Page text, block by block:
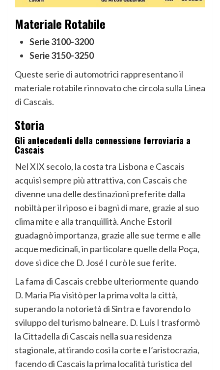
Materiale Rotabile
Serie 3100-3200
Serie 3150-3250
Queste serie di automotrici rappresentano il
materiale rotabile rinnovato che circola sulla Linea
di Cascais.
Storia
Gli antecedenti della connessione ferroviaria a
Cascais
Nel XIX secolo, la costa tra Lisbona e Cascais
acquisì sempre più attrattiva, con Cascais che
divenne una delle destinazioni preferite dalla
nobiltà per il riposo e i bagni di mare, grazie al suo
clima mite e alla tranquillità. Anche Estoril
guadagnò importanza, grazie alle sue terme e alle
acque medicinali, in particolare quelle della Poça,
dove si dice che D. José I curò le sue ferite.
La fama di Cascais crebbe ulteriormente quando
D. Maria Pia visitò per la prima volta la città,
superando la notorietà di Sintra e favorendo lo
sviluppo del turismo balneare. D. Luís I trasformò
la Cittadella di Cascais nella sua residenza
stagionale, attirando così la corte e l’aristocrazia,
facendo di Cascais la prima località turistica del